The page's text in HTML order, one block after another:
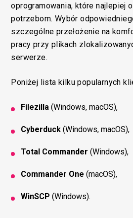
oprogramowania, które najlepiej
potrzebom. Wybór
szczególne przełożenie na
pracy przy plikach
serwerze.
Poniżej lista kilku popularnych
Filezilla (Windows, macOS),
Cyberduck (Windows, macOS),
Total Commander (Windows),
Commander One(macOS),
WinSCP (Windows).